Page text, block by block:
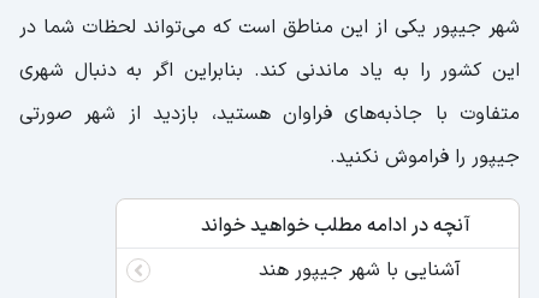
شهر جیپور یکی از این مناطق است که می‌تواند لحظات شما در
این کشور را به یاد ماندنی کند. بنابراین اگر به دنبال شهری
متفاوت با جاذبه‌های فراوان هستید، بازدید از شهر صورتی
جیپور را فراموش نکنید.
آنچه در ادامه مطلب خواهید خواند
آشنایی با شهر جیپور هند